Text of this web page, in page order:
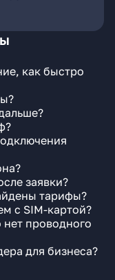
как быстро
заявки?
тарифы?
с SIM-картой?
проводного
для бизнеса?